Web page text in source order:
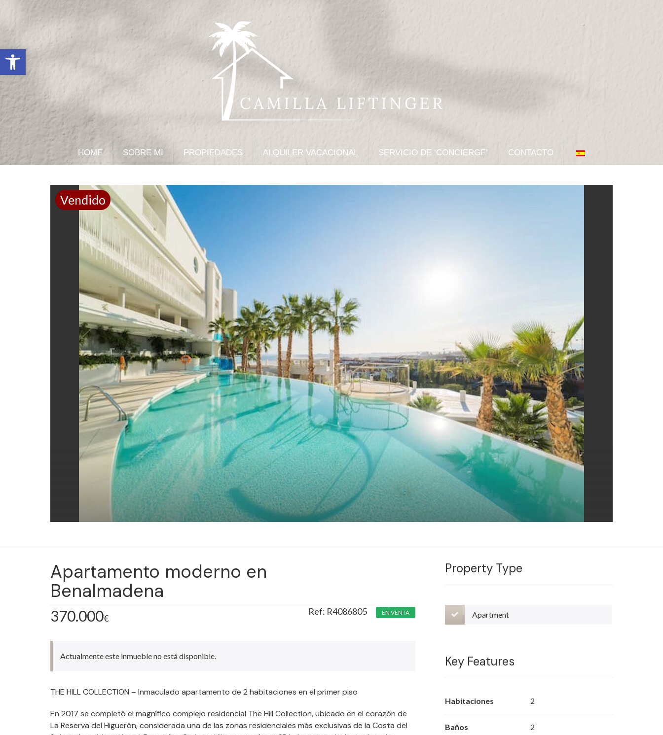
Abrir barra de herramientas
HOME SOBRE MI PROPIEDADES ALQUILER VACACIONAL SERVICIO DE ‘CONCIERGE’ CONTACTO
Vendido
Apartamento moderno en
Benalmadena
370.000€
R4086805 EN VENTA
Actualmente este inmueble no está disponible.
THE HILL COLLECTION – Inmaculado apartamento de 2 habitaciones en el primer piso
En 2017 se completó el magnífico complejo residencial The Hill Collection, ubicado en el corazón de
La Reserva del Higuerón, considerada una de las zonas residenciales más exclusivas de la Costa del
Property Type
Apartment
Key Features
Habitaciones 2
Baños 2